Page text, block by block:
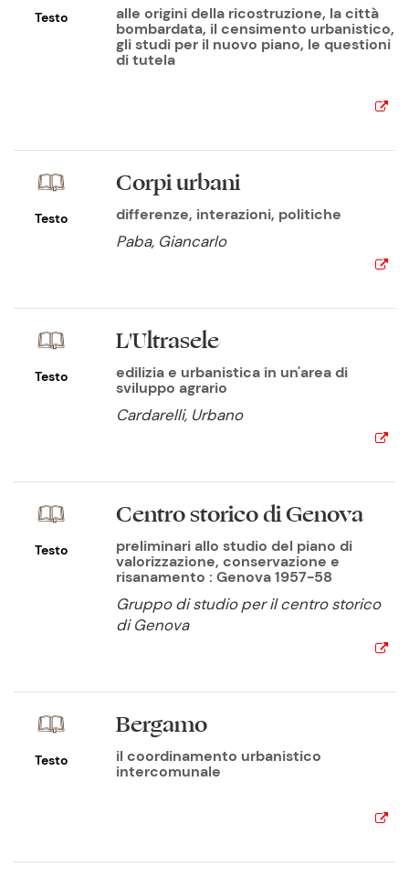
Testo
alle origini della ricostruzione, la città
bombardata, il censimento urbanistico,
gli studi per il nuovo piano, le questioni
di tutela
Testo
Corpi urbani
differenze, interazioni, politiche
Paba, Giancarlo
Testo
L'Ultrasele
edilizia e urbanistica in un'area di
sviluppo agrario
Cardarelli, Urbano
Testo
Centro storico di Genova
preliminari allo studio del piano di
valorizzazione, conservazione e
risanamento : Genova 1957-58
Gruppo di studio per il centro storico
di Genova
Testo
Bergamo
il coordinamento urbanistico
intercomunale